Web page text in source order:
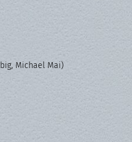
Michael Mai)